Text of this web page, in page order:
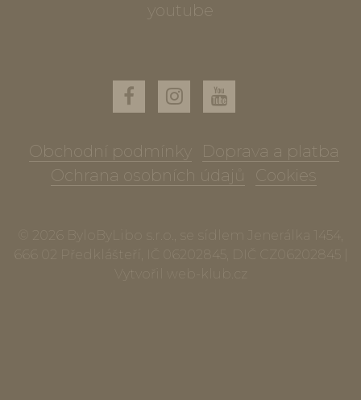
youtube
Obchodní podmínky
Doprava a platba
Ochrana osobních údajů
Cookies
© 2026 ByloByLibo s.r.o., se sídlem Jenerálka 1454,
666 02 Předklášteří, IČ 06202845, DIČ CZ06202845 |
Vytvořil